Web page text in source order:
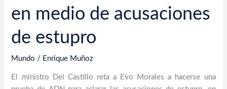
en medio de acusaciones
de estupro
Mundo / Enrique Muñoz
El ministro Del Castillo reta a Evo Morales a hacerse una